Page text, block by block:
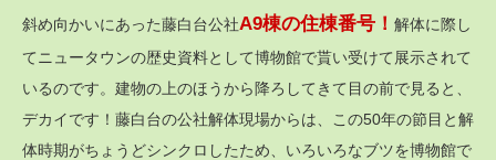
斜め向かいにあった藤白台公社A9棟の住棟番号！ 解体に際し
てニュータウンの歴史資料として博物館で貰い受けて展示されて
いるのです。建物の上のほうから降ろしてきて目の前で見ると、
デカイです！藤白台の公社解体現場からは、この50年の節目と解
体時期がちょうどシンクロしたため、いろいろなブツを博物館で